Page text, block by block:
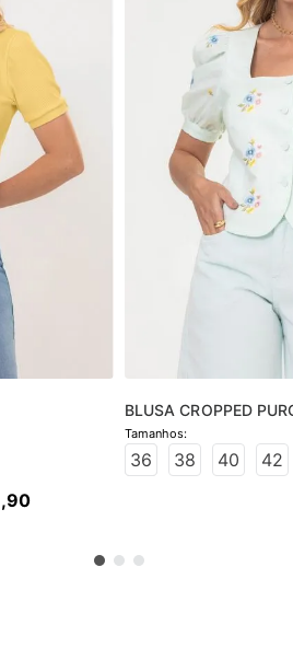
,90
BLUSA CROPPED
BORDADO
36 38 40
42